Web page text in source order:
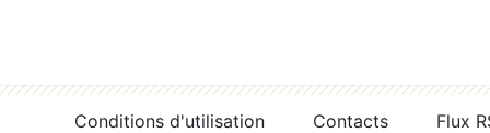
Conditions d'utilisation Contacts
Flux